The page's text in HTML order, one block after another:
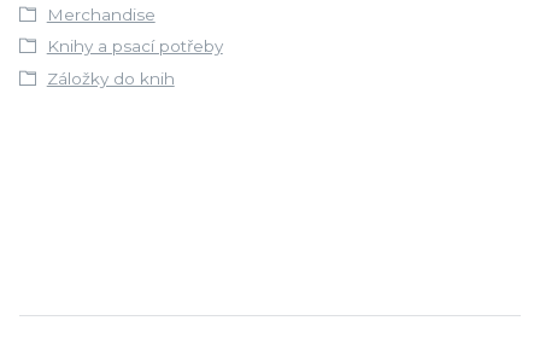
Merchandise
Knihy a psací potřeby
Záložky do knih